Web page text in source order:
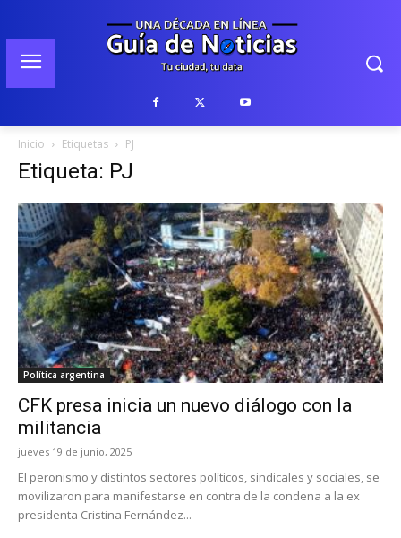
Inicio Etiquetas PJ
Etiqueta: PJ
Política argentina
CFK presa inicia un nuevo diálogo con la
militancia
jueves 19 de junio, 2025
El peronismo y distintos sectores políticos, sindicales y sociales, se
movilizaron para manifestarse en contra de la condena a la ex
presidenta Cristina Fernández...